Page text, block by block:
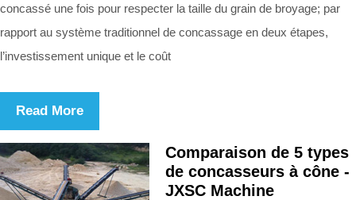
concassé une fois pour respecter la taille du grain de broyage; par
rapport au système traditionnel de concassage en deux étapes,
l’investissement unique et le coût
Read More
Comparaison de 5 types
de concasseurs à cône -
JXSC Machine